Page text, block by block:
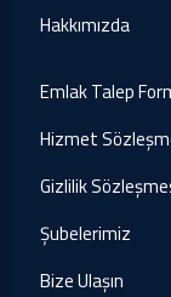
Hakkımızda
Emlak Talep
Hizmet
Gizlilik
Şubelerimiz
Bize Ulaşın